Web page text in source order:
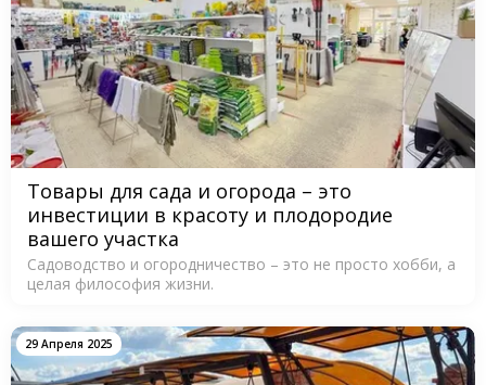
Товары для сада и огорода – это
инвестиции в красоту и плодородие
вашего участка
Садоводство и огородничество – это не просто хобби, а
целая философия жизни.
29 Апреля 2025